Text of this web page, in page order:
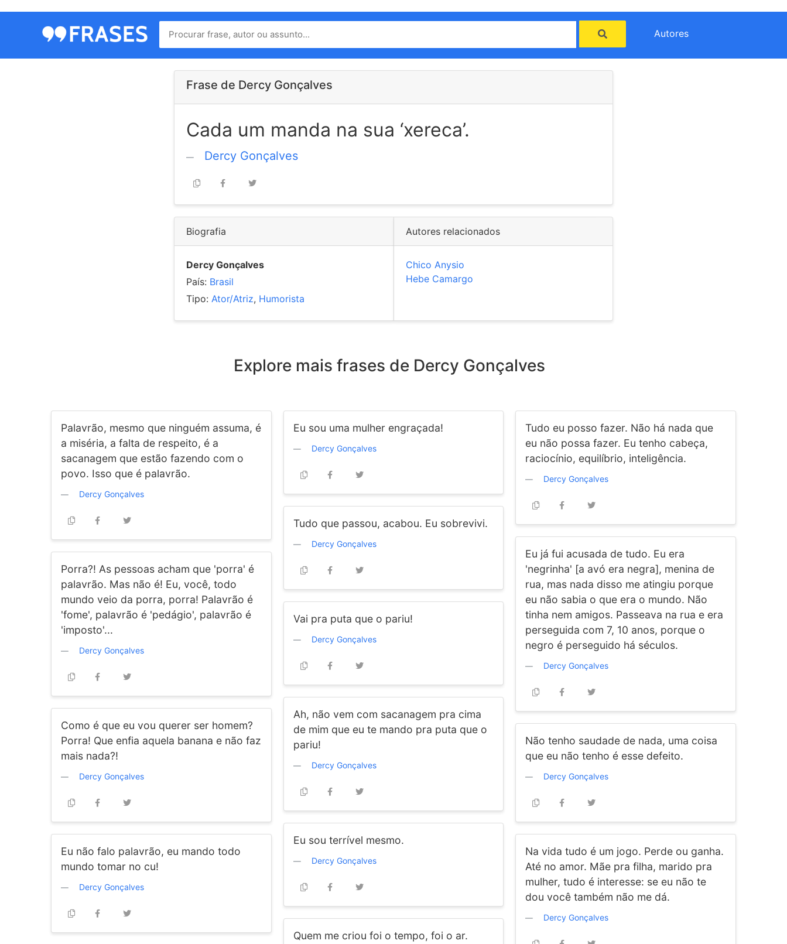
Autores
Menu
Frase de Dercy Gonçalves
Cada um manda na sua ‘xereca’.
Dercy Gonçalves
Biografia
Dercy Gonçalves
País: Brasil
Tipo: Ator/Atriz, Humorista
Autores relacionados
Chico Anysio
Hebe Camargo
Explore mais frases de Dercy Gonçalves
Palavrão, mesmo que ninguém assuma, é
a miséria, a falta de respeito, é a
sacanagem que estão fazendo com o
povo. Isso que é palavrão.
Dercy Gonçalves
Porra?! As pessoas acham que 'porra' é
palavrão. Mas não é! Eu, você, todo
mundo veio da porra, porra! Palavrão é
'fome', palavrão é 'pedágio', palavrão é
'imposto'...
Dercy Gonçalves
Como é que eu vou querer ser homem?
Porra! Que enfia aquela banana e não faz
mais nada?!
Dercy Gonçalves
Eu não falo palavrão, eu mando todo
mundo tomar no cu!
Dercy Gonçalves
Eu sou uma mulher engraçada!
Dercy Gonçalves
Tudo que passou, acabou. Eu sobrevivi.
Dercy Gonçalves
Vai pra puta que o pariu!
Dercy Gonçalves
Ah, não vem com sacanagem pra cima
de mim que eu te mando pra puta que o
pariu!
Dercy Gonçalves
Eu sou terrível mesmo.
Dercy Gonçalves
Quem me criou foi o tempo, foi o ar.
Tudo eu posso fazer. Não há nada que
eu não possa fazer. Eu tenho cabeça,
raciocínio, equilíbrio, inteligência.
Dercy Gonçalves
Eu já fui acusada de tudo. Eu era
'negrinha' [a avó era negra], menina de
rua, mas nada disso me atingiu porque
eu não sabia o que era o mundo. Não
tinha nem amigos. Passeava na rua e era
perseguida com 7, 10 anos, porque o
negro é perseguido há séculos.
Dercy Gonçalves
Não tenho saudade de nada, uma coisa
que eu não tenho é esse defeito.
Dercy Gonçalves
Na vida tudo é um jogo. Perde ou ganha.
Até no amor. Mãe pra filha, marido pra
mulher, tudo é interesse: se eu não te
dou você também não me dá.
Dercy Gonçalves